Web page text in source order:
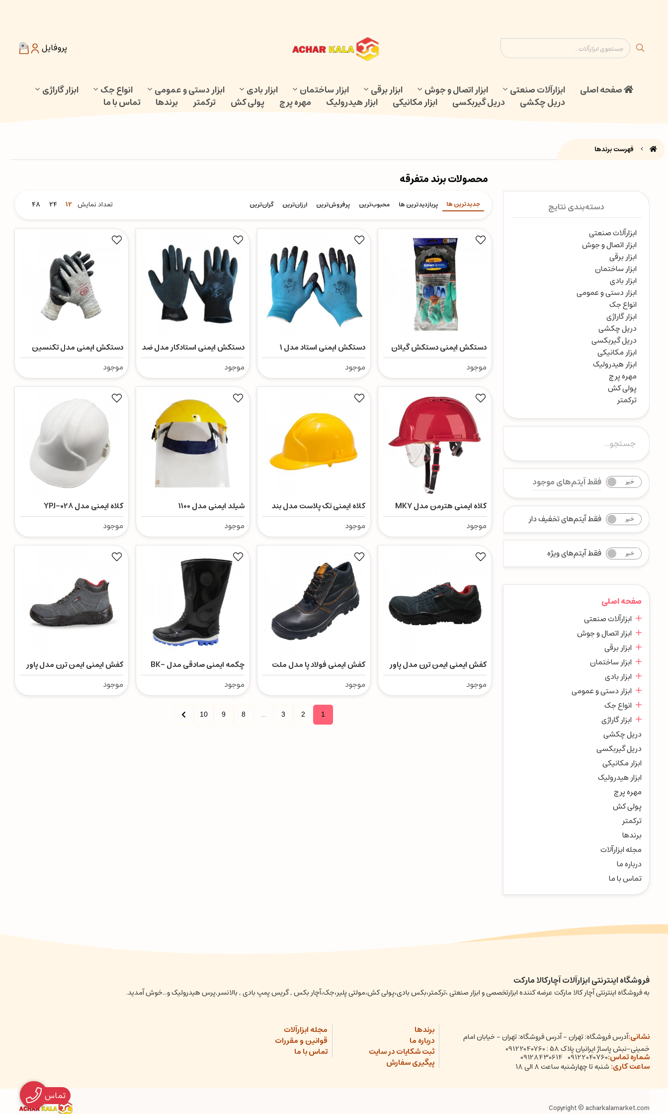
0 پروفایل
صفحه اصلی ابزارآلات صنعتی ابزار اتصال و جوش ابزار برقی ابزار ساختمان ابزار بادی ابزار دستی و عمومی انواع جک
ابزار گاراژی
دریل چکشی
دریل گیربکسی ابزار مکانیکی ابزار هیدرولیک مهره پرچ پولی کش ترکمتر برندها تماس با ما
فهرست برندها
دسته‌بندی نتایج
ابزارآلات صنعتی
ابزار اتصال و جوش
ابزار برقی
ابزار ساختمان
ابزار بادی
ابزار دستی و عمومی
انواع جک
ابزار گاراژی
دریل چکشی
دریل گیربکسی
ابزار مکانیکی
ابزار هیدرولیک
مهره پرچ
پولی کش
ترکمتر
بله خیر فقط آیتم‌های موجود
بله خیر فقط آیتم‌های تخفیف دار
بله خیر فقط آیتم‌های ویژه
صفحه اصلی
ابزارآلات صنعتی
ابزار اتصال و جوش
ابزار برقی
ابزار ساختمان
ابزار بادی
ابزار دستی و عمومی
انواع جک
ابزار گاراژی
دریل چکشی
دریل گیربکسی
ابزار مکانیکی
ابزار هیدرولیک
مهره پرچ
پولی کش
ترکمتر
برندها
مجله ابزارآلات
درباره ما
تماس با ما
محصولات برند متفرقه
جدیدترین ها پربازدیدترین ها محبوب‌‌ترین پرفروش‌ترین ارزان‌ترین گران‌ترین تعداد نمایش 12
24
48
دستکش ایمنی دستکش گیلان
مدل نیتریل L
موجود
دستکش ایمنی استاد مدل 1
بسته 8 عددی
موجود
دستکش ایمنی استادکار مدل ضد
برش
موجود
دستکش ایمنی مدل تکنسین
موجود
کلاه ایمنی هترمن مدل MK7
موجود
کلاه ایمنی تک پلاست مدل بند
ابریشمی
موجود
شیلد ایمنی مدل 1100
موجود
کلاه ایمنی مدل YPJ-028
موجود
کفش ایمنی ایمن ترن مدل پاور
کد A.Q770
موجود
کفش ایمنی فولاد پا مدل ملت
موجود
چکمه ایمنی صادقی مدل BK-
100
موجود
کفش ایمنی ایمن ترن مدل پاور
بلند
موجود
1
2
3
...
8
9
10
فروشگاه اینترنتی ابزارآلات آچارکالا مارکت
به فروشگاه اینترنتی آچار کالا مارکت عرضه کننده ابزارتخصصی و ابزار صنعتی ،ترکمتر،بکس بادی،پولی کش،مولتی پلیر،جک،آچار بکس , گریس پمپ بادی , بالانسر,پرس هیدرولیک و...خوش آمدید.
نشانی:آدرس فروشگاه: تهران - آدرس فروشگاه: تهران - خیابان امام
خمینی-نبش پاساژ ایرانیان پلاک 58 : 09122040760
شماره تماس:09122040760
09128430614
ساعت کاری: شنبه تا چهارشنبه ساعت ۸ الی ۱۸
برندها
مجله ابزارآلات
درباره ما
قوانین و مقررات
ثبت شکایات در سایت
تماس با ما
پیگیری سفارش
Copyright © acharkalamarket.com
تماس